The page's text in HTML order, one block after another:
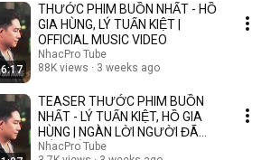
6:17
THƯỚC PHIM BUỒN NHẤT - HỒ
GIA HÙNG, LÝ TUẤN KIỆT |
OFFICIAL MUSIC VIDEO
NhacPro Tube
88K views
3 weeks ago
TEASER THƯỚC PHIM BUỒN
NHẤT - LÝ TUẤN KIỆT, HỒ GIA
HÙNG | NGÀN LỜI NGƯỜI ĐÃ
NÓI KHÔNG SAI ....
NhacPro Tube